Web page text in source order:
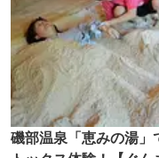
磯部温泉「恵みの湯